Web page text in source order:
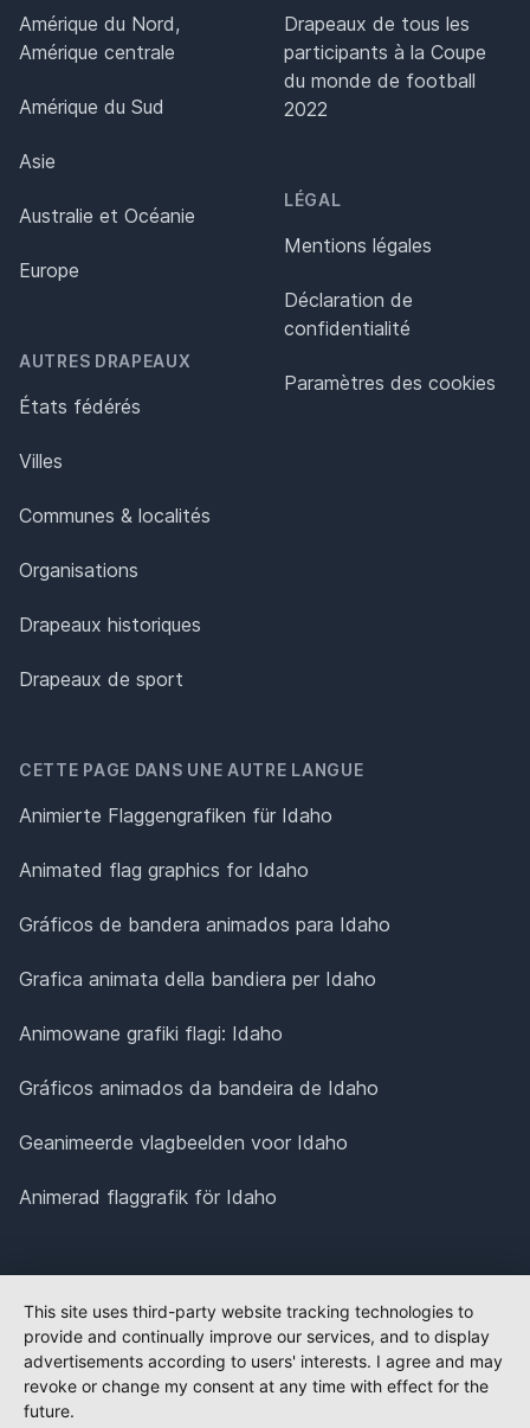
Amérique du Nord,
Amérique centrale
Amérique du Sud
Asie
Australie et Océanie
Europe
AUTRES DRAPEAUX
États fédérés
Villes
Communes & localités
Organisations
Drapeaux historiques
Drapeaux de sport
Drapeaux de tous les
participants à la Coupe
du monde de football
2022
LÉGAL
Mentions légales
Déclaration de
confidentialité
Paramètres des cookies
CETTE PAGE DANS UNE AUTRE LANGUE
Animierte Flaggengrafiken für Idaho
Animated flag graphics for Idaho
Gráficos de bandera animados para Idaho
Grafica animata della bandiera per Idaho
Animowane grafiki flagi: Idaho
Gráficos animados da bandeira de Idaho
Geanimeerde vlagbeelden voor Idaho
Animerad flaggrafik för Idaho
This site uses third-party website tracking technologies to
provide and continually improve our services, and to display
advertisements according to users' interests. I agree and may
revoke or change my consent at any time with effect for the
future.